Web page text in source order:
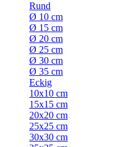
Rund
Ø 10 cm
Ø 15 cm
Ø 20 cm
Ø 25 cm
Ø 30 cm
Ø 35 cm
Eckig
10x10 cm
15x15 cm
20x20 cm
25x25 cm
30x30 cm